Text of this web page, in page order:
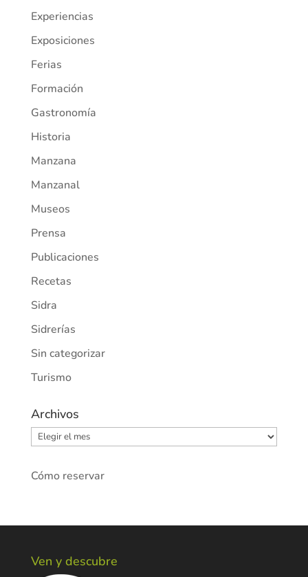
Experiencias
Exposiciones
Ferias
Formación
Gastronomía
Historia
Manzana
Manzanal
Museos
Prensa
Publicaciones
Recetas
Sidra
Sidrerías
Sin categorizar
Turismo
Archivos
Archivos
Cómo reservar
Ven y descubre